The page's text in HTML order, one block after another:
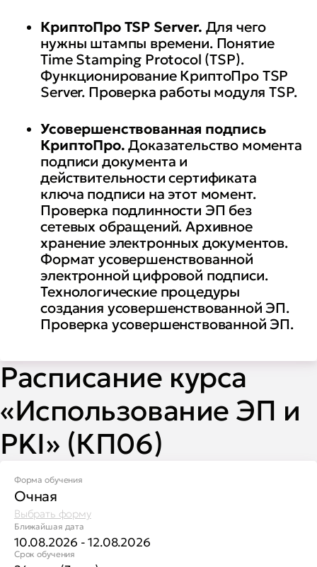
КриптоПро TSP Server. Для чего
нужны штампы времени. Понятие
Time Stamping Protocol (TSP).
Функционирование КриптоПро TSP
Server. Проверка работы модуля TSP.
Усовершенствованная подпись
КриптоПро. Доказательство момента
подписи документа и
действительности сертификата
ключа подписи на этот момент.
Проверка подлинности ЭП без
сетевых обращений. Архивное
хранение электронных документов.
Формат усовершенствованной
электронной цифровой подписи.
Технологические процедуры
создания усовершенствованной ЭП.
Проверка усовершенствованной ЭП.
Расписание курса
«Использование ЭП и
PKI» (КП06)
Форма обучения
Очная
Выбрать форму
Ближайшая дата
10.08.2026 - 12.08.2026
Срок обучения